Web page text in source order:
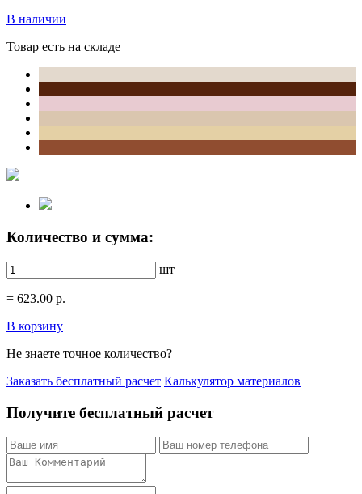
В наличии
Товар есть на складе
Количество и сумма:
шт
= 623.00 р.
В корзину
Не знаете точное количество?
Заказать бесплатный расчет Калькулятор материалов
Получите бесплатный расчет